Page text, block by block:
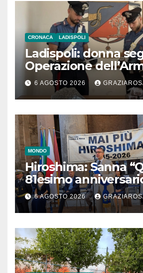
CRONACA LADISPOLI
Ladispoli: donna
Operazione
6 AGOSTO 2026
MONDO
Hiroshima: Sanna
81esimo
monito per tutti”
6 AGOSTO 2026